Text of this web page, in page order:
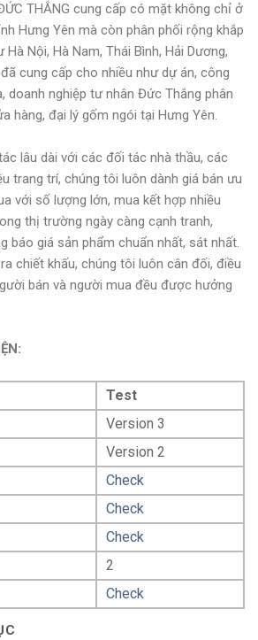
THẮNG cung cấp có mặt không chỉ ở
Hưng Yên mà còn phân phối rộng khắp
Nội, Hà Nam, Thái Bình, Hải Dương,
cung cấp cho nhiều như dự án, công
doanh nghiệp tư nhân Đức Thắng phân
hàng, đại lý gốm ngói tại Hưng Yên.
lâu dài với các đối tác nhà thầu, các
trang trí, chúng tôi luôn dành giá bán ưu
với số lượng lớn, mua kết hợp nhiều
thị trường ngày càng cạnh tranh,
báo giá sản phẩm chuẩn nhất, sát nhất.
chiết khấu, chúng tôi luôn cân đối, điều
bán và người mua đều được hưởng
Test
Version 3
Version 2
Check
Check
Check
2
Check